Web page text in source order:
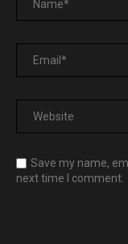
Save my name,
next time I comment.